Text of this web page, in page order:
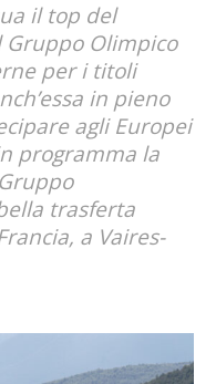
il top del
Gruppo Olimpico
per i titoli
in pieno
agli Europei
programma la
trasferta
a Vaires-